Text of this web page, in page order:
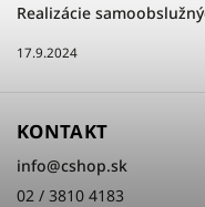
Realizácie
17.9.2024
KONTAKT
info@cshop.sk
02 / 3810 4183